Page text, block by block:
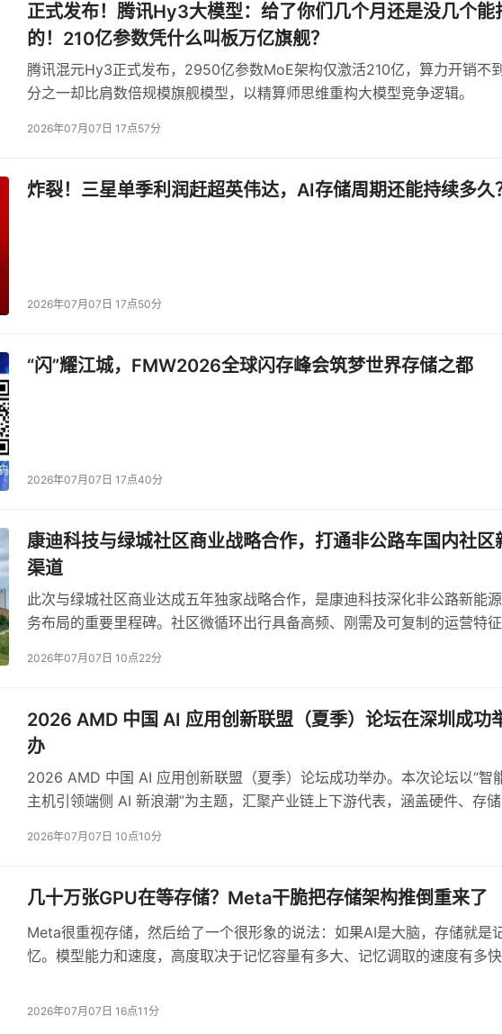
阶段暴露的幻觉问题，团队做了细粒度检测与训练约束，最终幻觉率下降
工具到数字员工
类为又一款更强的语言模型。
WorkBuddy桌面智能体、CodeBuddy编程助手、元宝C端应用及Marvis等
并面向OpenRouter、Hermes、Kilo等海外平台开放。
接入腾讯文档、腾讯会议、腾讯地图、ima、QQ浏览器等多款核心产品能力
承载的不再是更长的聊天历史，而是复杂工作流中的多步骤任务记忆与跨工具
书，转变为调度工具链的项目经理。
明化革命
正式发布！腾讯Hy3大模型：给了你们几个月还是没几个能
的！210亿参数凭什么叫板万亿旗舰？
腾讯混元Hy3正式发布，2950亿参数MoE架构仅激活210亿，算力开销不
分之一却比肩数倍规模旗舰模型，以精算师思维重构大模型竞争逻辑。
2026年07月07日 17点57分
炸裂！三星单季利润赶超英伟达，AI存储周期还能持续多久
2026年07月07日 17点50分
“闪”耀江城，FMW2026全球闪存峰会筑梦世界存储之都
2026年07月07日 17点40分
康迪科技与绿城社区商业战略合作，打通非公路车国内社区
渠道
此次与绿城社区商业达成五年独家战略合作，是康迪科技深化非公路新能
务布局的重要里程碑。社区微循环出行具备高频、刚需及可复制的运营特征
2026年07月07日 10点22分
2026 AMD 中国 AI 应用创新联盟（夏季）论坛在深圳成功
办
2026 AMD 中国 AI 应用创新联盟（夏季）论坛成功举办。本次论坛以“智
主机引领端侧 AI 新浪潮”为主题，汇聚产业链上下游代表，涵盖硬件、存储
体主机市场趋势、端侧 AI 技术演进、行业应用落地与生态协同展开深入交
2026年07月07日 10点10分
几十万张GPU在等存储？Meta干脆把存储架构推倒重来了
Meta很重视存储，然后给了一个很形象的说法：如果AI是大脑，存储就是
忆。模型能力和速度，高度取决于记忆容量有多大、记忆调取的速度有多快
2026年07月07日 16点11分